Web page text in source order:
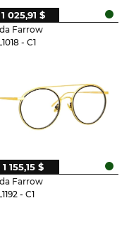
Farrow
- C1
1 025,91 $
Farrow
- C1
1 155,15 $